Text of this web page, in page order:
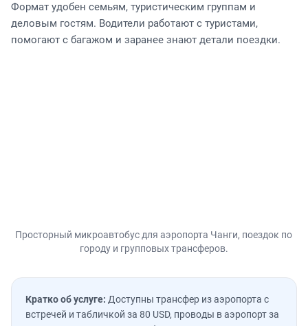
Формат удобен семьям, туристическим группам и
деловым гостям. Водители работают с туристами,
помогают с багажом и заранее знают детали поездки.
Просторный микроавтобус для аэропорта Чанги, поездок по
Кратко об услуге:Доступны трансфер из аэропорта с